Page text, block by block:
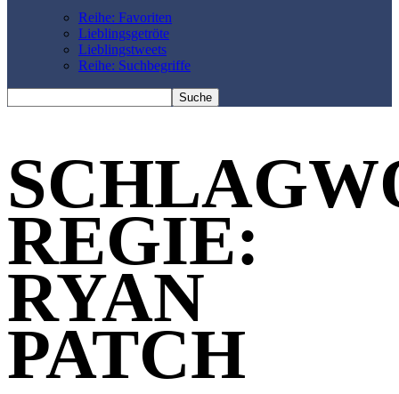
Reihe: Favoriten
Lieblingsgetröte
Lieblingstweets
Reihe: Suchbegriffe
REGIE:
RYAN
PATCH